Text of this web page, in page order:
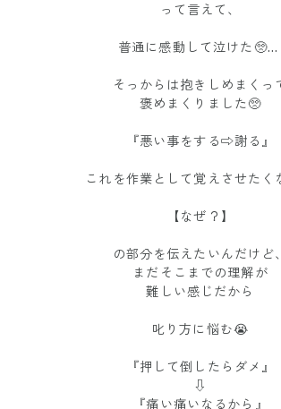
って言えて、
普通に感動して泣けた🥺…
そっからは抱きしめまくっ
褒めまくりました🥺
『悪い事をする⇨謝る』
これを作業として覚えさせたく
【なぜ？】
の部分を伝えたいんだけど、
まだそこまでの理解が
難しい感じだから
叱り方に悩む😭
『押して倒したらダメ』
⇩
『痛い痛いなるから』